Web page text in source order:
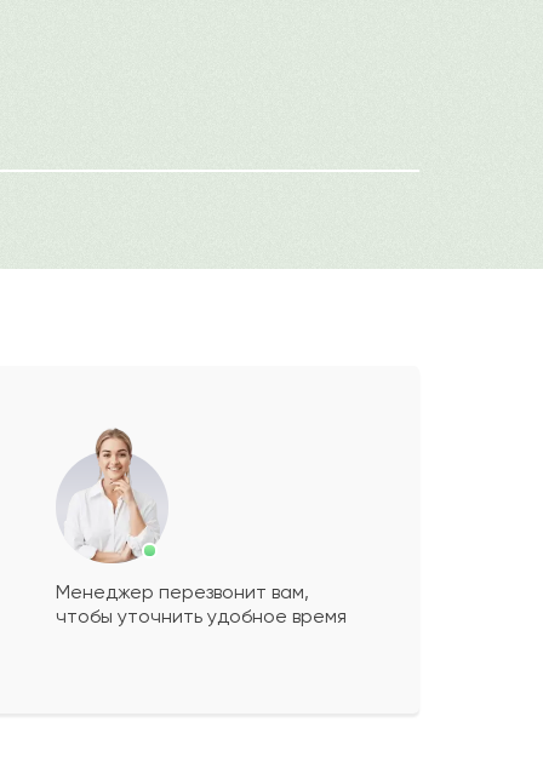
будет+?
Менеджер перезвонит вам,
чтобы уточнить удобное время